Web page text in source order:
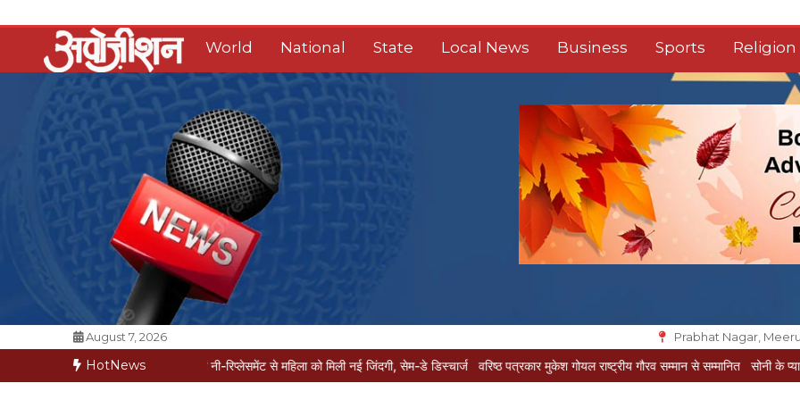
to
content
World National State Local News Business Sports Religion
Opposition Digital
August 7, 2026 Prabhat Nagar,
HotNews
मौत की कगार पर मैक्स में नी-रिप्लेसमेंट से महिला को मिली नई जिंदगी, सेम-डे डिस्चार्ज वरिष्ठ पत्रकार मुकेश गोयल राष्ट्रीय गौरव सम्मान से सम्मानित सोनी के प्यार में दीवानी